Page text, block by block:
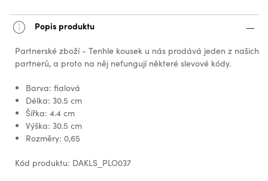
Popis produktu
Partnerské zboží - Tenhle kousek u nás prodává jeden z našich
partnerů, a proto na něj nefungují některé slevové kódy.
Barva: fialová
Délka: 30.5 cm
Šířka: 4.4 cm
Výška: 30.5 cm
Rozměry: 0,65
Kód produktu: DAKLS_PLO037